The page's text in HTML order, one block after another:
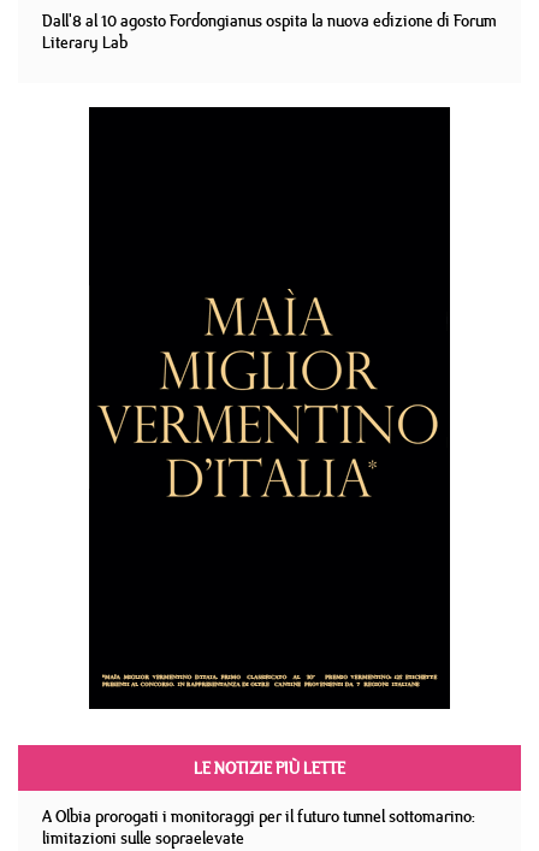
Dall'8 al 10 agosto Fordongianus ospita la nuova edizione di Forum
Literary Lab
LE NOTIZIE PIÙ LETTE
A Olbia prorogati i monitoraggi per il futuro tunnel sottomarino:
limitazioni sulle sopraelevate